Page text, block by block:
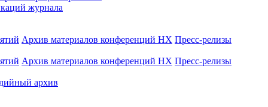
журнала
Архив материалов конференций НХ Пресс-релизы
Архив материалов конференций НХ Пресс-релизы
архив